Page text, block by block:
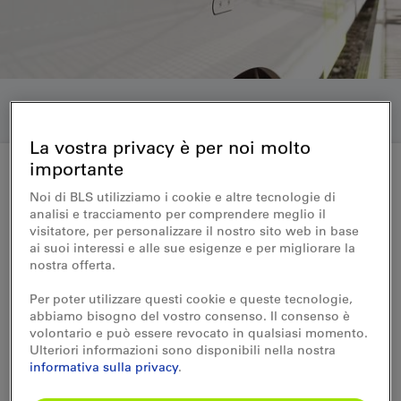
comunicatio stampa 11.12.2019
Le parti sociali si accordano su
un aumento generale dei salari
I negoziati sui salari condotti quest’anno
tra le parti sociali (sindacato SEV,
associazioni del personale transfair e VSLF
La vostra privacy è per noi molto
importante
Noi di BLS utilizziamo i cookie e altre tecnologie di
analisi e tracciamento per comprendere meglio il
visitatore, per personalizzare il nostro sito web in base
ai suoi interessi e alle sue esigenze e per migliorare la
nostra offerta.
Per poter utilizzare questi cookie e queste tecnologie,
abbiamo bisogno del vostro consenso. Il consenso è
volontario e può essere revocato in qualsiasi momento.
Ulteriori informazioni sono disponibili nella nostra
informativa sulla privacy.